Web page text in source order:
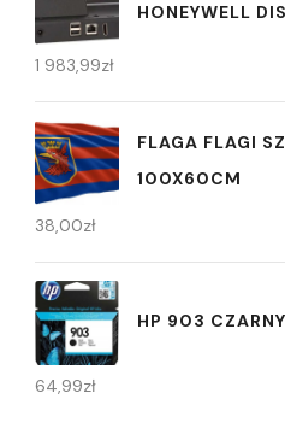
HONEYWELL
1 983,99zł
FLAGA FLAGI
100X60CM
38,00zł
HP 903
64,99zł